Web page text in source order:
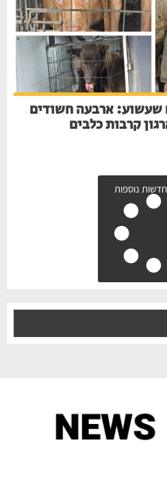
ארבעה חשודים
קרבות כלבים
נוספות